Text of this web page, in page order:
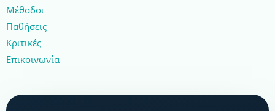
Μέθοδοι
Παθήσεις
Κριτικές
Επικοινωνία